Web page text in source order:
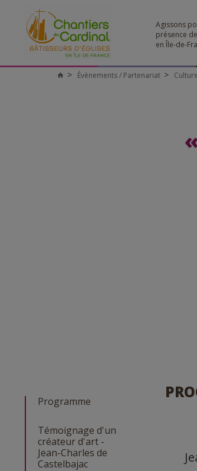
Agissons
présence de
en Île-de-
Chantiers
Évènements / Partenariat Culture
Programme
Témoignage d'un
créateur d'art -
Jean-Charles de
Castelbajac